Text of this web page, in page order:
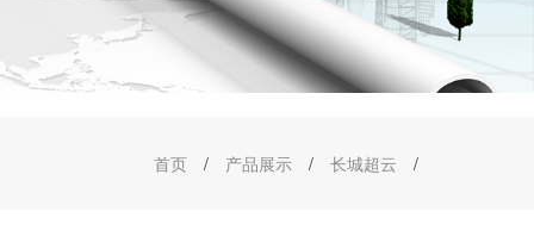
首页 / 产品展示 / 长城超云 /